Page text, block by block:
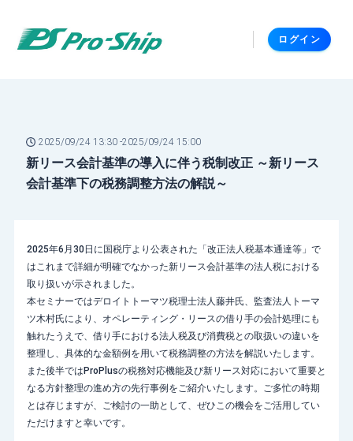
ログイン
2025/09/24 13:30 -2025/09/24 15:00
新リース会計基準の導入に伴う税制改正 ～新リース
会計基準下の税務調整方法の解説～
2025年6月30日に国税庁より公表された「改正法人税基本通達等」で
はこれまで詳細が明確でなかった新リース会計基準の法人税における
取り扱いが示されました。
本セミナーではデロイトトーマツ税理士法人藤井氏、監査法人トーマ
ツ木村氏により、オペレーティング・リースの借り手の会計処理にも
触れたうえで、借り手における法人税及び消費税との取扱いの違いを
整理し、具体的な金額例を用いて税務調整の方法を解説いたします。
また後半ではProPlusの税務対応機能及び新リース対応において重要と
なる方針整理の進め方の先行事例をご紹介いたします。ご多忙の時期
とは存じますが、ご検討の一助として、ぜひこの機会をご活用してい
ただけますと幸いです。